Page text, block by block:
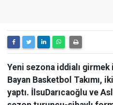
Yeni sezona iddialı
Bayan Basketbol Takımı,
yaptı. İlsuDarıcaoğlu ve